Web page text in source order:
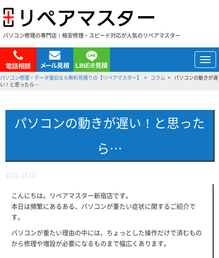
パソコン修理の専門店！格安修理・スピード対応が人気のリペアマスター
メ
ニ
ュ
パソコン修理・データ復旧なら無料見積りの【リペアマスター】 コラム
パソコンの動きが遅
い！と思ったら…
パソコンの動きが遅い！と思った
ら…
2021.11.02
こんにちは。リペアマスター新宿店です。
本日は頻繁にあるある、パソコンが重たい症状に関するご紹介で
す。
パソコンが重たい理由の中には、ちょっとした操作だけで済むもの
から修理や増設が必要になるものまで幅広くあります。